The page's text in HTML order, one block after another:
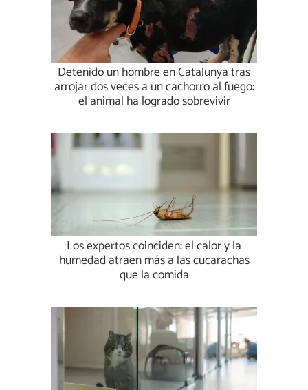
Detenido un hombre en Catalunya tras
arrojar dos veces a un cachorro al fuego:
el animal ha logrado sobrevivir
Los expertos coinciden: el calor y la
humedad atraen más a las cucarachas
que la comida